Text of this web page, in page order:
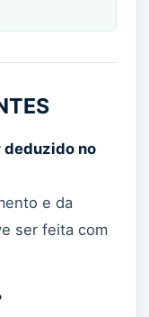
deduzido no
e da
ser feita com